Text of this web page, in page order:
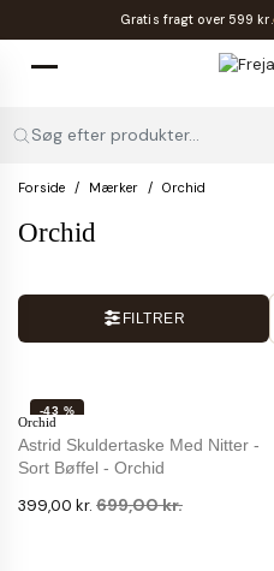
Gratis fragt over 599 kr.
Søg efter produkter...
Forside Mærker Orchid
Orchid
FILTRER
Orchid
Astrid Skuldertaske Med Nitter -
Sort Bøffel - Orchid
399,00 kr. 699,00 kr.
-43 %